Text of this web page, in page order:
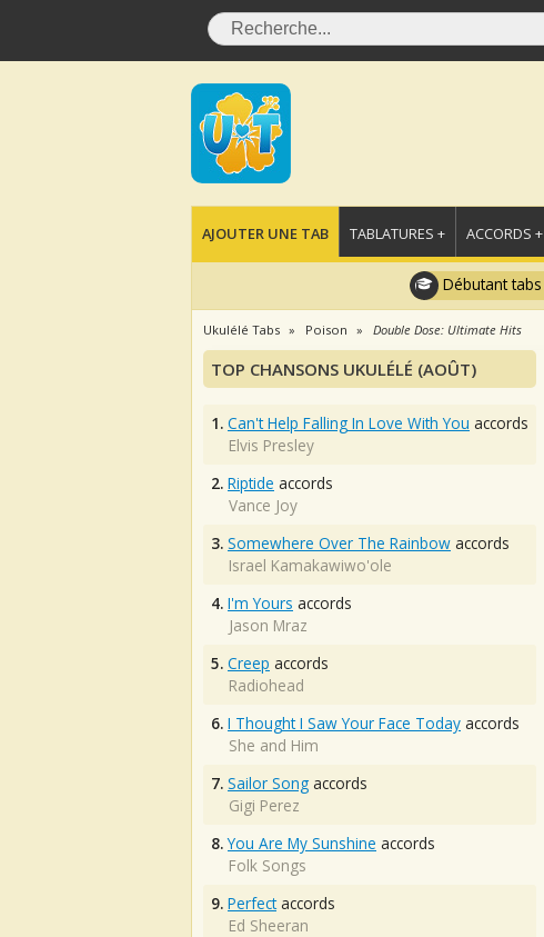
AJOUTER UNE TAB TABLATURES + ACCORDS +
Débutant tabs
Ukulélé Tabs Poison Double Dose: Ultimate Hits
TOP CHANSONS UKULÉLÉ (AOÛT)
1. Can't Help Falling In Love With You accords
Elvis Presley
2. Riptide accords
Vance Joy
3. Somewhere Over The Rainbow accords
Israel Kamakawiwo'ole
4. I'm Yours accords
Jason Mraz
5. Creep accords
Radiohead
6. I Thought I Saw Your Face Today accords
She and Him
7. Sailor Song accords
Gigi Perez
8. You Are My Sunshine accords
Folk Songs
9. Perfectaccords
Ed Sheeran